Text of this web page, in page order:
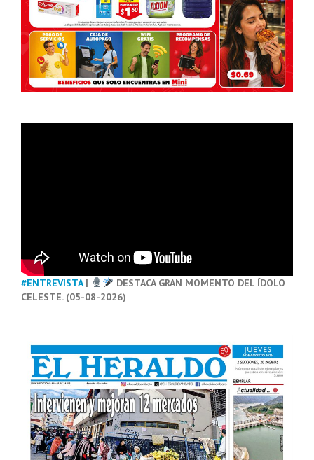
#ENTREVISTA|
DESTACA GRAN MOMENTO DEL ÍDOLO
CELESTE. (05-08-2026)